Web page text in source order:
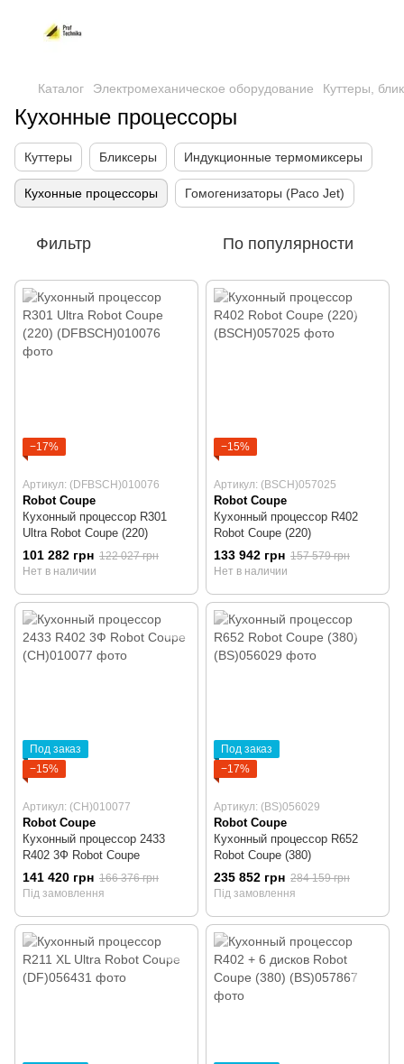
Каталог Электромеханическое оборудование Куттеры,
Кухонные процессоры
Куттеры Бликсеры Индукционные термомиксеры
Кухонные процессоры Гомогенизаторы (Paco Jet)
Фильтр По популярности
−17%
Артикул: (DFBSCH)010076
Robot Coupe
Кухонный процессор R301
Ultra Robot Coupe (220)
101 282 грн 122 027 грн
Нет в наличии
−15%
Артикул: (BSCH)057025
Robot Coupe
Кухонный процессор R402
Robot Coupe (220)
133 942 грн 157 579 грн
Нет в наличии
Под заказ
−15%
Артикул: (CH)010077
Robot Coupe
Кухонный процессор 2433
R402 3Ф Robot Coupe
141 420 грн 166 376 грн
Під замовлення
Под заказ
−17%
Артикул: (BS)056029
Robot Coupe
Кухонный процессор R652
Robot Coupe (380)
235 852 грн 284 159 грн
Під замовлення